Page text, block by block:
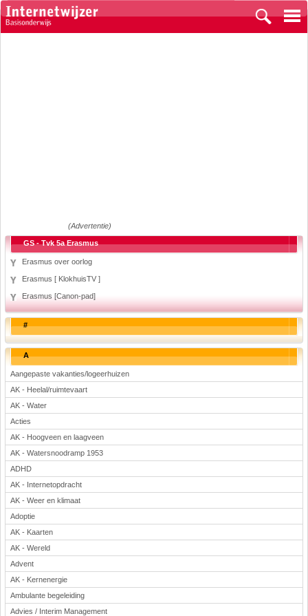
(Advertentie)
GS - Tvk 5a Erasmus
Erasmus over oorlog
Erasmus [ KlokhuisTV ]
Erasmus [Canon-pad]
#
A
Aangepaste vakanties/logeerhuizen
AK - Heelal/ruimtevaart
AK - Water
Acties
AK - Hoogveen en laagveen
AK - Watersnoodramp 1953
ADHD
AK - Internetopdracht
AK - Weer en klimaat
Adoptie
AK - Kaarten
AK - Wereld
Advent
AK - Kernenergie
Ambulante begeleiding
Advies / Interim Management